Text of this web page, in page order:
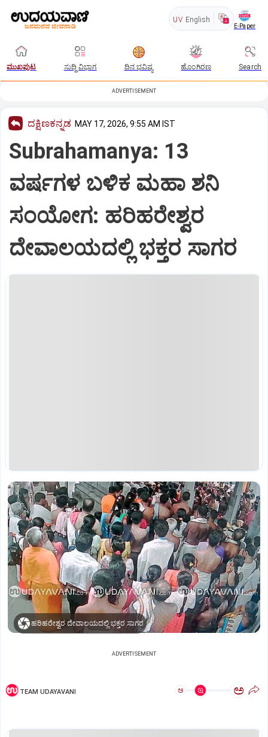
UV English
E-Paper
ಮುಖಪುಟ ಸುದ್ದಿ ವಿಭಾಗ ದಿನ ಭವಿಷ್ಯ ಹೊಂಗಿರಣ Search
ADVERTISEMENT
ದಕ್ಷಿಣಕನ್ನಡ MAY 17, 2026, 9:55 AM IST
Subrahamanya: 13
ವರ್ಷಗಳ ಬಳಿಕ ಮಹಾ ಶನಿ
ಸಂಯೋಗ: ಹರಿಹರೇಶ್ವರ
ದೇವಾಲಯದಲ್ಲಿ ಭಕ್ತರ ಸಾಗರ
ಹರಿಹರೇಶ್ವರ ದೇವಾಲಯದಲ್ಲಿ ಭಕ್ತರ ಸಾಗರ
ADVERTISEMENT
TEAM UDAYAVANI ಅ ಅ